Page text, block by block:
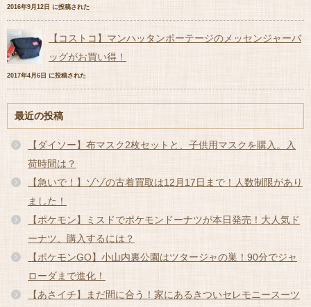
2016年9月12日 に投稿された
【コストコ】マンハッタンポーテージのメッセンジャーバ
ッグがお買い得！
2017年4月6日 に投稿された
最近の投稿
【ダイソー】布マスク2枚セットと、子供用マスクを購入。入
荷時間は？
【急いで！】ゾゾの古着買取は12月17日まで！人数制限があり
ました！
【ポケモン】ミスドでポケモンドーナツが本日発売！大人気ド
ーナツ、購入するには？
【ポケモンGO】小山内裏公園はツタージャの巣！90分でジャ
ローダまで進化！
【あさイチ】まだ間に合う！家にあるきついセレモニースーツ